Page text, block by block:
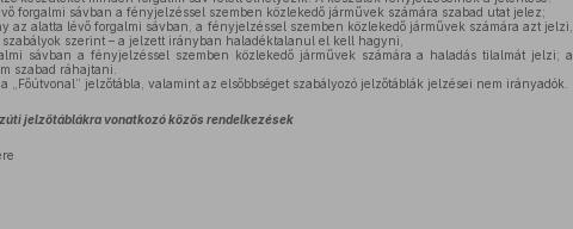
forgalmi sávban a fényjelzéssel szemben közlekedő járművek számára szabad utat jelez;
alatta lévő forgalmi sávban, a fényjelzéssel szemben közlekedő járművek számára azt jelzi,
szabályok szerint – a jelzett irányban haladéktalanul el kell hagyni,
sávban a fényjelzéssel szemben közlekedő járművek számára a haladás tilalmát jelzi; a
szabad ráhajtani.
jelzőtábla, valamint az elsőbbséget szabályozó jelzőtáblák jelzései nem irányadók.
jelzőtáblákra vonatkozó közös rendelkezések